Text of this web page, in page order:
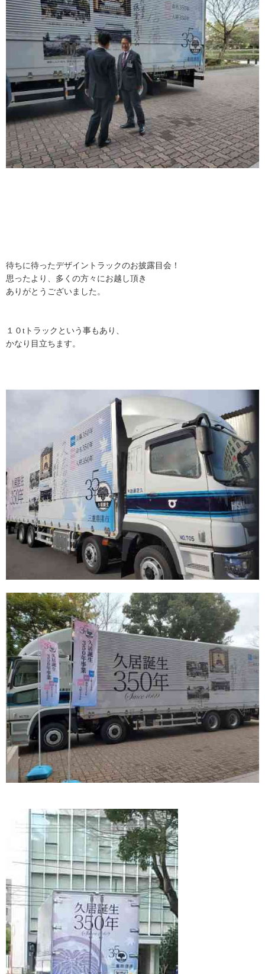
待ちに待ったデザイントラックのお披露目会！
思ったより、多くの方々にお越し頂き
ありがとうございました。
１０tトラックという事もあり、
かなり目立ちます。